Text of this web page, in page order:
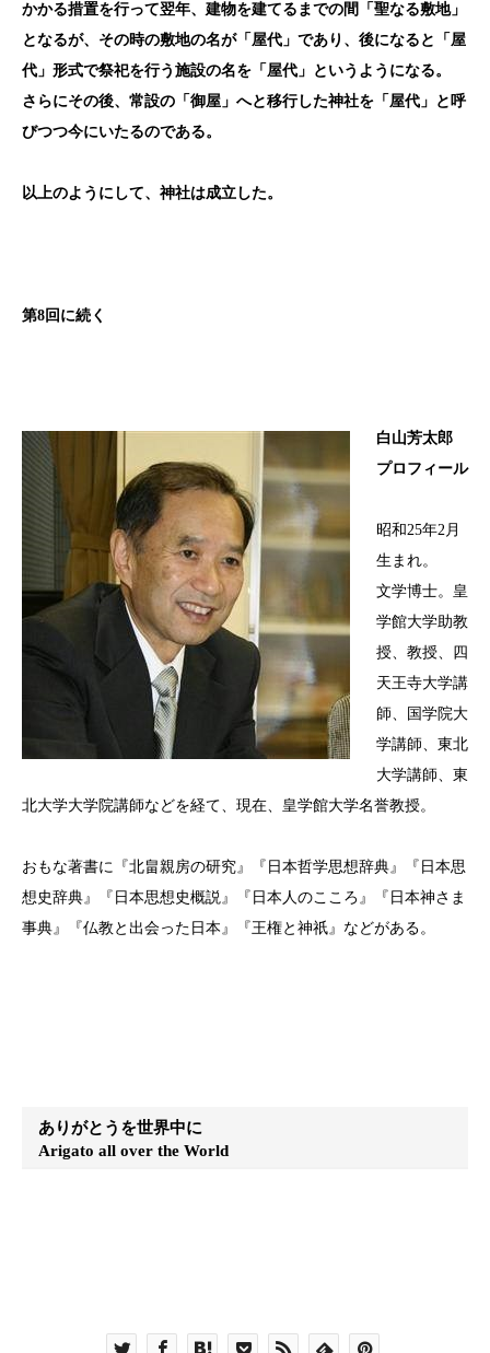
かかる措置を行って翌年、建物を建てるまでの間「聖なる敷地」
となるが、その時の敷地の名が「屋代」であり、後になると「屋
代」形式で祭祀を行う施設の名を「屋代」というようになる。
さらにその後、常設の「御屋」へと移行した神社を「屋代」と呼
びつつ今にいたるのである。
以上のようにして、神社は成立した。
第8回に続く
白山芳太郎
プロフィール
昭和25年2月
生まれ。
文学博士。皇
学館大学助教
授、教授、四
天王寺大学講
師、国学院大
学講師、東北
大学講師、東
北大学大学院講師などを経て、現在、皇学館大学名誉教授。
おもな著書に『北畠親房の研究』『日本哲学思想辞典』『日本思
想史辞典』『日本思想史概説』『日本人のこころ』『日本神さま
事典』『仏教と出会った日本』『王権と神祇』などがある。
ありがとうを世界中に
Arigato all over the World